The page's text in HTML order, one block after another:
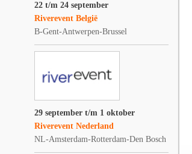
22 t/m 24 september
Riverevent België
B-Gent-Antwerpen-Brussel
29 september t/m 1 oktober
Riverevent Nederland
NL-Amsterdam-Rotterdam-Den Bosch